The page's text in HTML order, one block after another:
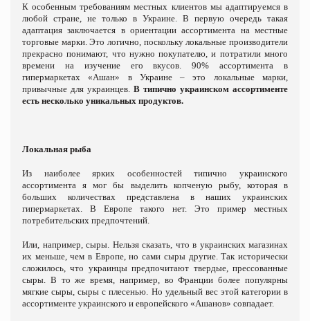
К особенным требованиям местных клиентов мы адаптируемся в
любой стране, не только в Украине. В первую очередь такая
адаптация заключается в ориентации ассортимента на местные
торговые марки. Это логично, поскольку локальные производители
прекрасно понимают, что нужно покупателю, и потратили много
времени на изучение его вкусов. 90% ассортимента в
гипермаркетах «Ашан» в Украине – это локальные марки,
привычные для украинцев. В типично украинском ассортименте
есть несколько уникальных продуктов.
Локальная рыба
Из наиболее ярких особенностей типично украинского
ассортимента я мог бы выделить копченую рыбу, которая в
больших количествах представлена в наших украинских
гипермаркетах. В Европе такого нет. Это пример местных
потребительских предпочтений.
Или, например, сыры. Нельзя сказать, что в украинских магазинах
их меньше, чем в Европе, но сами сыры другие. Так исторически
сложилось, что украинцы предпочитают твердые, прессованные
сыры. В то же время, например, во Франции более популярны
мягкие сыры, сыры с плесенью. Но удельный вес этой категории в
ассортименте украинского и европейского «Ашанов» совпадает.